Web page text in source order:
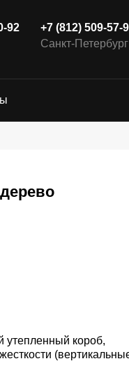
92
+7 (812) 509-57-
Санкт-Петербург
утепленный короб,